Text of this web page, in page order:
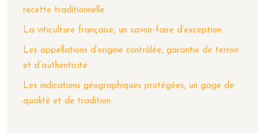
recette traditionnelle
La viticulture française, un savoir-faire d’exception
Les appellations d’origine contrôlée, garantie de terroir
et d’authenticité
Les indications géographiques protégées, un gage de
qualité et de tradition